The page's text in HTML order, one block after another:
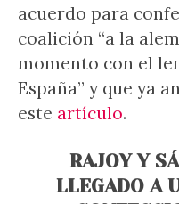
acuerdo para
coalición “a la
momento con el
España” y que ya
este artículo.
RAJOY Y
LLEGADO A